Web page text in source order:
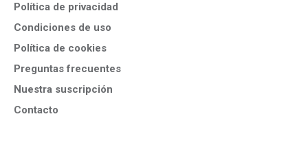
Política de privacidad
Condiciones de uso
Política de cookies
Preguntas frecuentes
Nuestra suscripción
Contacto